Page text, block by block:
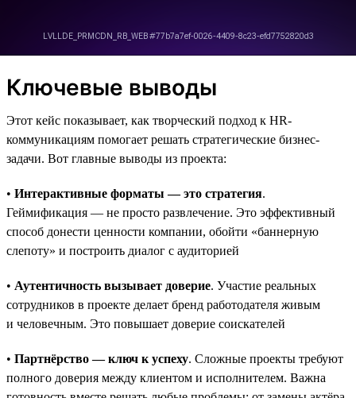
Ключевые выводы
Этот кейс показывает, как творческий подход к HR-
коммуникациям помогает решать стратегические бизнес-
задачи. Вот главные выводы из проекта:
• Интерактивные форматы — это стратегия.
Геймификация — не просто развлечение. Это эффективный
способ донести ценности компании, обойти «баннерную
слепоту» и построить диалог с аудиторией
• Аутентичность вызывает доверие. Участие реальных
сотрудников в проекте делает бренд работодателя живым
и человечным. Это повышает доверие соискателей
• Партнёрство — ключ к успеху. Сложные проекты требуют
полного доверия между клиентом и исполнителем. Важна